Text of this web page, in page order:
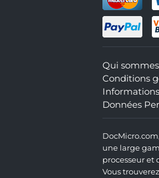
Qui
Conditions
Données
une large
processeur et
Vous